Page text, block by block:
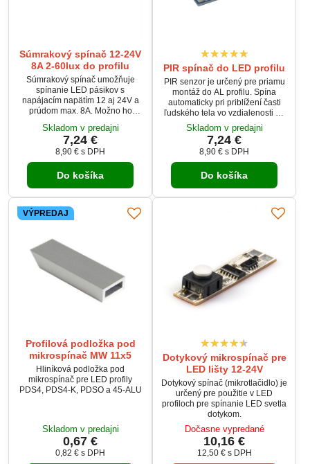
Súmrakový spínač 12-24V
8A 2-60lux do profilu
Súmrakový spínač umožňuje
spínanie LED pásikov s
napájacím napätím 12 aj 24V a
prúdom max. 8A. Možno ho
automatického zopnutie
osvetlenia pri poklese okolitého
svetla. Môže byť použitý ako
spínač nočného osvetlenia alebo
ako automatické osvetlenie napr.
domových čísel. Spínač je svojimi
umiestnený takmer do...
Skladom v predajni
7,24 €
8,90 € s DPH
Do košíka
PIR spínač do LED profilu
PIR senzor je určený pre priamu
montáž do AL profilu. Spína
automaticky pri priblížení časti
ľudského tela vo vzdialenosti do
2m od senzora a zostáva
zopnuté po dobu prítomnosti
osoby v uvedenej vzdialenosti.
Vypína sa približne 40s po
vystúpení osoby z dosahu
senzora.
Skladom v predajni
7,24 €
8,90 € s DPH
Do košíka
VÝPREDAJ
Profilová podložka pod
mikrospínač MW 11x5
Hliníková podložka pod
mikrospínač pre LED profily
PDS4, PDS4-K, PDSO a 45-ALU
Skladom v predajni
0,67 €
0,82 € s DPH
Dotykový mikrospínač pre
LED lišty 12-24V
Dotykový spínač (mikrotlačidlo) je
určený pre použitie v LED
profiloch pre spínanie LED svetla
dotykom.
Dočasne vypredané
10,16 €
12,50 € s DPH